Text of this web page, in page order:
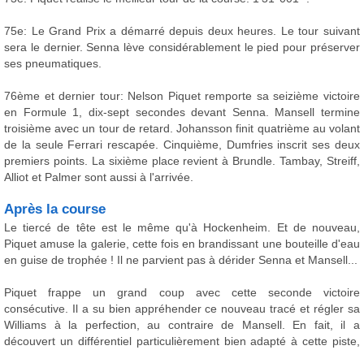
75e: Le Grand Prix a démarré depuis deux heures. Le tour suivant
sera le dernier. Senna lève considérablement le pied pour préserver
ses pneumatiques.
76ème et dernier tour: Nelson Piquet remporte sa seizième victoire
en Formule 1, dix-sept secondes devant Senna. Mansell termine
troisième avec un tour de retard. Johansson finit quatrième au volant
de la seule Ferrari rescapée. Cinquième, Dumfries inscrit ses deux
premiers points. La sixième place revient à Brundle. Tambay, Streiff,
Alliot et Palmer sont aussi à l'arrivée.
Après la course
Le tiercé de tête est le même qu'à Hockenheim. Et de nouveau,
Piquet amuse la galerie, cette fois en brandissant une bouteille d'eau
en guise de trophée ! Il ne parvient pas à dérider Senna et Mansell...
Piquet frappe un grand coup avec cette seconde victoire
consécutive. Il a su bien appréhender ce nouveau tracé et régler sa
Williams à la perfection, au contraire de Mansell. En fait, il a
découvert un différentiel particulièrement bien adapté à cette piste,